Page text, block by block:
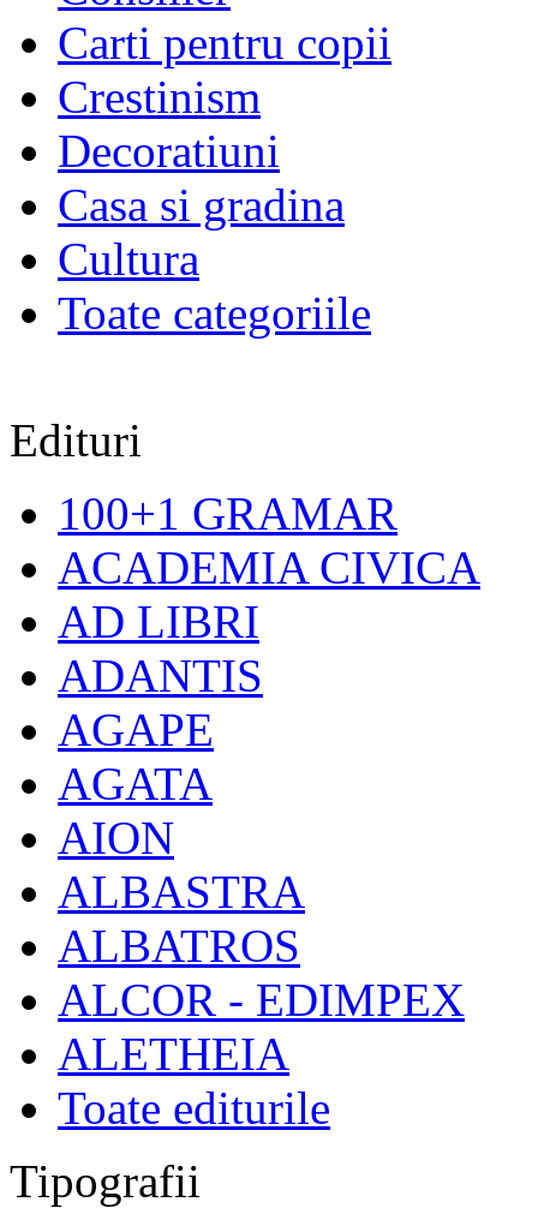
Carti pentru copii
Crestinism
Decoratiuni
Casa si gradina
Cultura
Toate categoriile
Edituri
100+1 GRAMAR
ACADEMIA CIVICA
AD LIBRI
ADANTIS
AGAPE
AGATA
AION
ALBASTRA
ALBATROS
ALCOR - EDIMPEX
ALETHEIA
Toate editurile
Tipografii